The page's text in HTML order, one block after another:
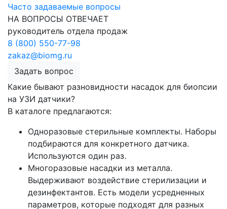
Часто задаваемые вопросы
НА ВОПРОСЫ ОТВЕЧАЕТ
руководитель отдела продаж
8 (800) 550-77-98
zakaz@biomg.ru
Задать вопрос
Какие бывают разновидности насадок для биопсии
на УЗИ датчики?
В каталоге предлагаются:
Одноразовые стерильные комплекты. Наборы
подбираются для конкретного датчика.
Используются один раз.
Многоразовые насадки из металла.
Выдерживают воздействие стерилизации и
дезинфектантов. Есть модели усредненных
параметров, которые подходят для разных